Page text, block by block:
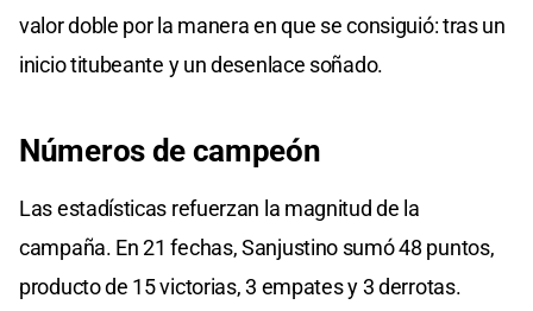
valor doble por la manera en que se consiguió: tras un
inicio titubeante y un desenlace soñado.
Números de campeón
Las estadísticas refuerzan la magnitud de la
campaña. En 21 fechas, Sanjustino sumó 48 puntos,
producto de 15 victorias, 3 empates y 3 derrotas.